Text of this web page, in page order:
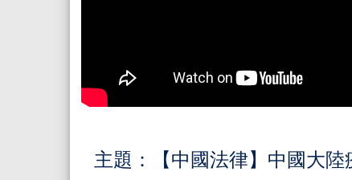
主題：【中國法律】中國大